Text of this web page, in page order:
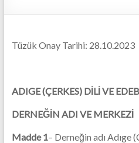
Tüzük Onay Tarihi: 28.10.2023
ADIGE (ÇERKES) DİLİ VE
DERNEĞİN ADI VE MERKEZİ
Madde 1– Derneğin adı Adıge